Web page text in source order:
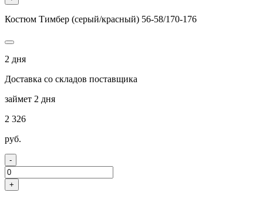
Костюм Тимбер (серый/красный) 56-58/170-176
2 дня
Доставка со складов поставщика
займет 2 дня
2 326
руб.
-
+